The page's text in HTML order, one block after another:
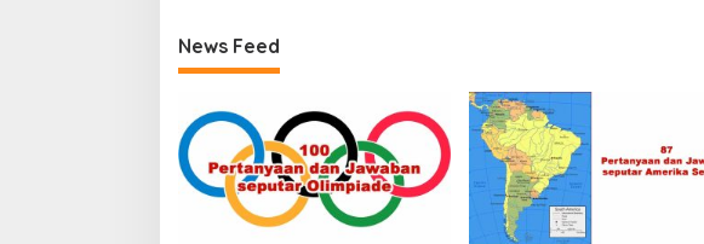
News Feed